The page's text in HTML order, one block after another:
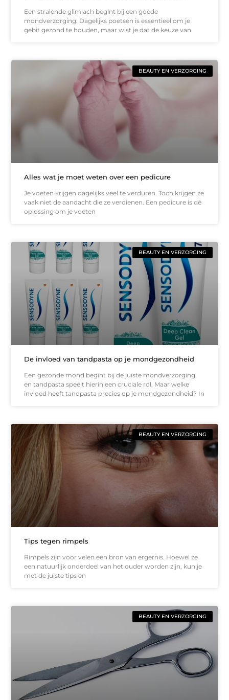
Een stralende glimlach begint bij een goede
mondverzorging. Dagelijks poetsen is essentieel om je
gebit gezond te houden, maar wist je dat de keuze van
BEAUTY EN VERZORGING
Alles wat je moet weten over een pedicure
Je voeten krijgen dagelijks veel te verduren. Toch krijgen ze
vaak niet de aandacht die ze verdienen. Een pedicure is dé
oplossing om je voeten
BEAUTY EN VERZORGING
De invloed van tandpasta op je mondgezondheid
Een gezonde mond begint bij de juiste mondverzorging,
en tandpasta speelt hierin een cruciale rol. Maar welke
invloed heeft tandpasta precies op je mondgezondheid? In
BEAUTY EN VERZORGING
Tips tegen rimpels
Rimpels zijn voor velen een bron van ergernis. Hoewel ze
een natuurlijk onderdeel van het ouder worden zijn, kun je
met de juiste tips en
BEAUTY EN VERZORGING